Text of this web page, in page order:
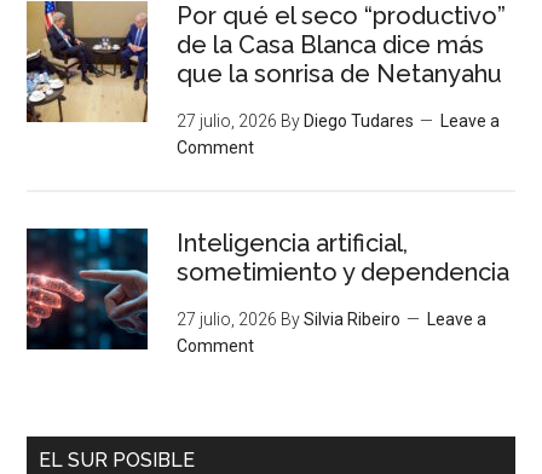
Por qué el seco “productivo”
de la Casa Blanca dice más
que la sonrisa de Netanyahu
27 julio, 2026 By Diego Tudares
Leave a
Comment
Inteligencia artificial,
sometimiento y dependencia
27 julio, 2026 BySilvia Ribeiro
Leave a
Comment
EL SUR POSIBLE